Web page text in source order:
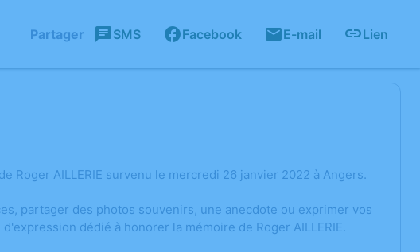
Partager SMS Facebook E-mail Lien
Roger AILLERIE survenu le mercredi 26 janvier 2022 à Angers.
partager des photos souvenirs, une anecdote ou exprimer vos
dédié à honorer la mémoire de Roger AILLERIE.